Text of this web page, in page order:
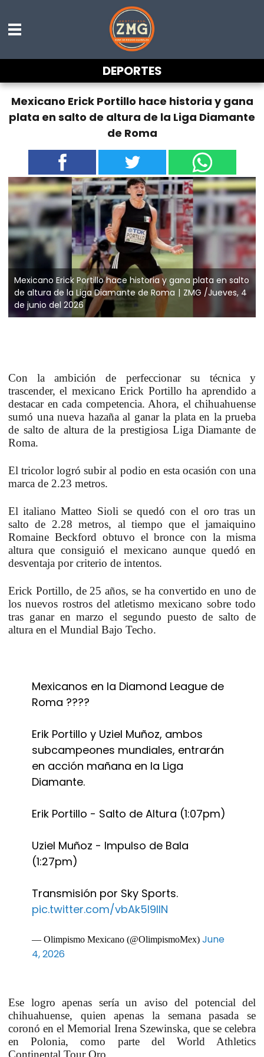
DEPORTES
Mexicano Erick Portillo hace historia y gana
plata en salto de altura de la Liga Diamante
de Roma
Mexicano Erick Portillo hace historia y gana plata en salto
de altura de la Liga Diamante de Roma
ZMG /Jueves, 4
de junio del 2026
Con la ambición de perfeccionar su técnica y
trascender, el mexicano Erick Portillo ha aprendido a
destacar en cada competencia. Ahora, el chihuahuense
sumó una nueva hazaña al ganar la plata en la prueba
de salto de altura de la prestigiosa Liga Diamante de
Roma.
El tricolor logró subir al podio en esta ocasión con una
marca de 2.23 metros.
El italiano Matteo Sioli se quedó con el oro tras un
salto de 2.28 metros, al tiempo que el jamaiquino
Romaine Beckford obtuvo el bronce con la misma
altura que consiguió el mexicano aunque quedó en
desventaja por criterio de intentos.
Erick Portillo, de 25 años, se ha convertido en uno de
los nuevos rostros del atletismo mexicano sobre todo
tras ganar en marzo el segundo puesto de salto de
altura en el Mundial Bajo Techo.
Mexicanos en la Diamond League de
Roma ????
Erik Portillo y Uziel Muñoz, ambos
subcampeones mundiales, entrarán
en acción mañana en la Liga
Diamante.
Erik Portillo - Salto de Altura (1:07pm)
Uziel Muñoz - Impulso de Bala
(1:27pm)
Transmisión por Sky Sports.
pic.twitter.com/vbAk5l9IIN
— Olimpismo Mexicano (@OlimpismoMex) June
4, 2026
Ese logro apenas sería un aviso del potencial del
chihuahuense, quien apenas la semana pasada se
coronó en el Memorial Irena Szewinska, que se celebra
en Polonia, como parte del World Athletics
Continental Tour Oro.